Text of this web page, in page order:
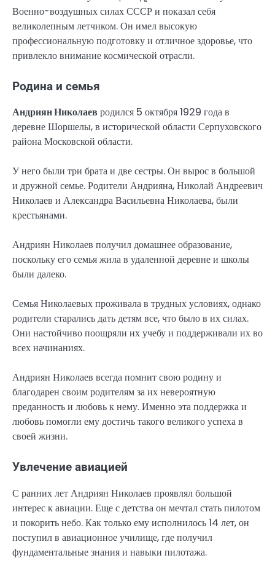
Военно-воздушных силах СССР и показал себя
великолепным летчиком. Он имел высокую
профессиональную подготовку и отличное здоровье, что
привлекло внимание космической отрасли.
Родина и семья
Андриян Николаев родился 5 октября 1929 года в
деревне Шоршелы, в исторической области Серпуховского
района Московской области.
У него были три брата и две сестры. Он вырос в большой
и дружной семье. Родители Андрияна, Николай Андреевич
Николаев и Александра Васильевна Николаева, были
крестьянами.
Андриян Николаев получил домашнее образование,
поскольку его семья жила в удаленной деревне и школы
были далеко.
Семья Николаевых проживала в трудных условиях, однако
родители старались дать детям все, что было в их силах.
Они настойчиво поощряли их учебу и поддерживали их во
всех начинаниях.
Андриян Николаев всегда помнит свою родину и
благодарен своим родителям за их невероятную
преданность и любовь к нему. Именно эта поддержка и
любовь помогли ему достичь такого великого успеха в
своей жизни.
Увлечение авиацией
С ранних лет Андриян Николаев проявлял большой
интерес к авиации. Еще с детства он мечтал стать пилотом
и покорить небо. Как только ему исполнилось 14 лет, он
поступил в авиационное училище, где получил
фундаментальные знания и навыки пилотажа.